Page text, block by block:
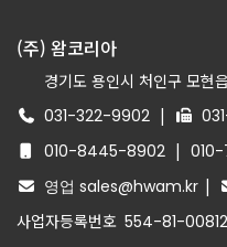
(주) 왐코리아
경기도 용인시 처인구 모현
031-322-9902 |
010-8445-8902 |
영업 sales@hwam.kr |
사업자등록번호 554-81-00812